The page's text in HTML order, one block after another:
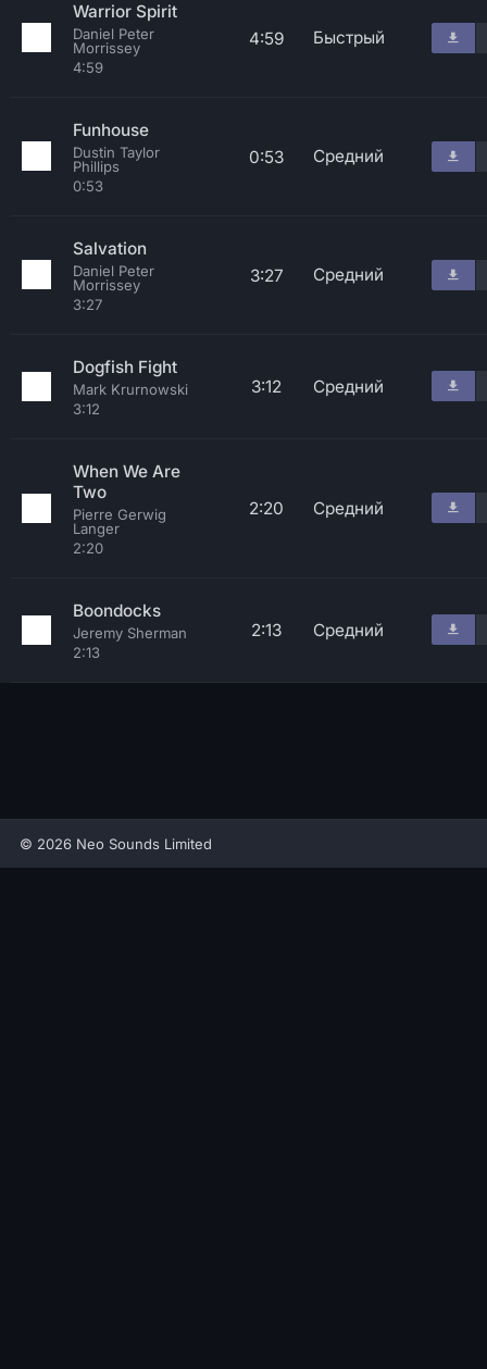
Warrior Spirit
Daniel Peter
Morrissey
4:59
4:59 Быстрый
Funhouse
Dustin Taylor
Phillips
0:53
0:53 Средний
Salvation
Daniel Peter
Morrissey
3:27
3:27 Средний
Dogfish Fight
Mark Krurnowski
3:12
3:12 Средний
When We Are
Two
Pierre Gerwig
Langer
2:20
2:20 Средний
Boondocks
Jeremy Sherman
2:13
2:13 Средний
© 2026 Neo Sounds Limited